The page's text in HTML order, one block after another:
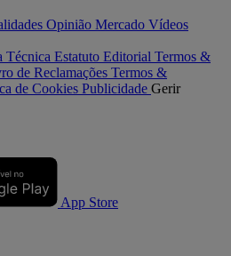
Opinião Mercado Vídeos
Técnica Estatuto Editorial Termos &
de Reclamações Termos &
de Cookies Publicidade Gerir
App Store